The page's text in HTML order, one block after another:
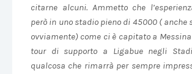
citarne alcuni. Ammetto che
però in uno stadio pieno di 45000 ( anche
ovviamente) come ci è capitato a
tour di supporto a Ligabue negli
qualcosa che rimarrà per sempre